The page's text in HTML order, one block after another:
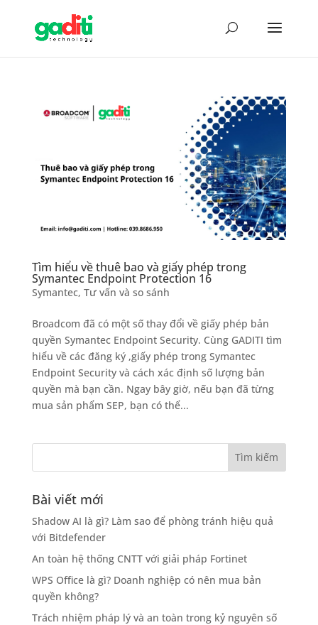
Tìm hiểu về thuê bao và giấy phép trong
Symantec Endpoint Protection 16
Symantec, Tư vấn và so sánh
Broadcom đã có một số thay đổi về giấy phép bản
quyền Symantec Endpoint Security. Cùng GADITI tìm
hiểu về các đăng ký ,giấy phép trong Symantec
Endpoint Security và cách xác định số lượng bản
quyền mà bạn cần. Ngay bây giờ, nếu bạn đã từng
mua sản phẩm SEP, bạn có thể...
Bài viết mới
Shadow AI là gì? Làm sao để phòng tránh hiệu quả
với Bitdefender
An toàn hệ thống CNTT với giải pháp Fortinet
WPS Office là gì? Doanh nghiệp có nên mua bản
quyền không?
Trách nhiệm pháp lý và an toàn trong kỷ nguyên số